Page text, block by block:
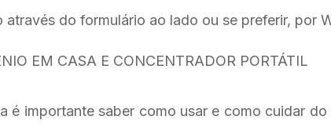
do formulário ao lado ou se preferir, por
EM CASA E CONCENTRADOR PORTÁTIL
é importante saber como usar e como cuidar